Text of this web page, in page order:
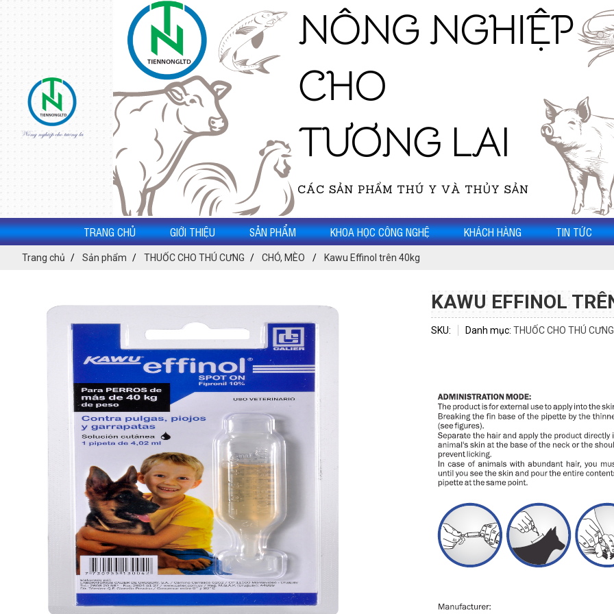
TRANG CHỦ GIỚI THIỆU SẢN PHẨM KHOA HỌC CÔNG NGHỆ KHÁCH HÀNG TIN TỨC
Trang chủ Sản phẩm THUỐC CHO THÚ CƯNG CHÓ, MÈO Kawu Effinol trên 40kg
KAWU EFFINOL
SKU: Danh mục: THUỐC CHO THÚ
ĐĂNG KÝ TƯ VẤN